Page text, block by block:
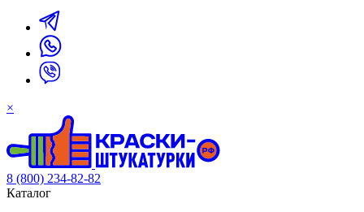
×
8 (800) 234-82-82
Каталог